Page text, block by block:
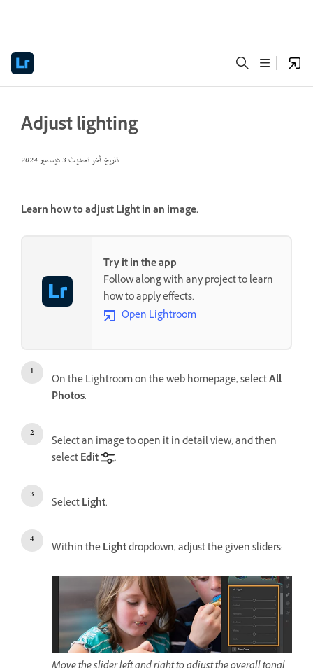
Adjust lighting
تاريخ آخر تحديث3 ديسمبر 2024
Learn how to adjust Light in an image.
Try it in the app
Follow along with any project to learn
how to apply effects.
Open Lightroom
On the Lightroom on the web homepage, selectAll
Photos.
Select an image to open it in detail view, and then
selectEdit .
SelectLight.
Within theLightdropdown, adjust the given sliders: